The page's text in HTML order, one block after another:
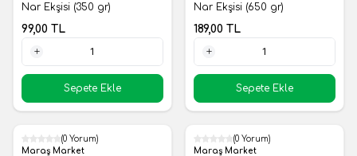
Nar Ekşisi (350 gr)
99,00 TL
Sepete Ekle
Nar Ekşisi (650 gr)
189,00 TL
Sepete Ekle
Yeni
(0 Yorum)
Maraş Market
Yeni
(0 Yorum)
Maraş Market